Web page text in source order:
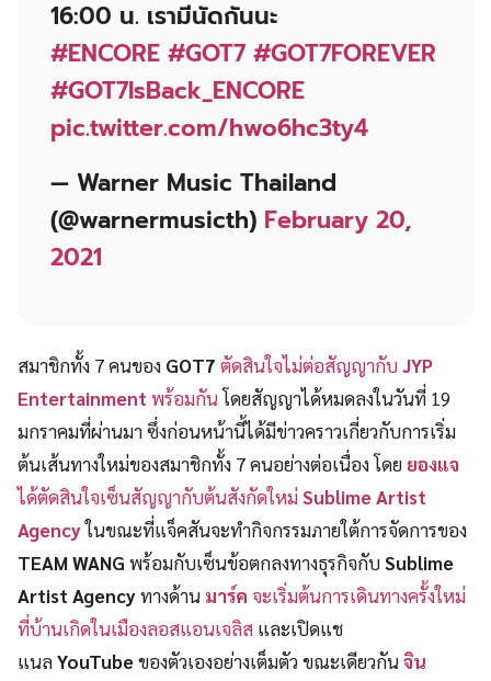
16:00 น. เรามีนัดกันนะ
#ENCORE #GOT7 #GOT7FOREVER
#GOT7IsBack_ENCORE
pic.twitter.com/hwo6hc3ty4
— Warner Music Thailand
(@warnermusicth) February 20,
2021
สมาชิกทั้ง 7 คนของ GOT7 ตัดสินใจไม่ต่อสัญญากับ JYP
Entertainment พร้อมกันโดยสัญญาได้หมดลงในวันที่ 19
มกราคมที่ผ่านมา ซึ่งก่อนหน้านี้ได้มีข่าวคราวเกี่ยวกับการเริ่ม
ต้นเส้นทางใหม่ของสมาชิกทั้ง 7 คนอย่างต่อเนื่อง โดย ยองแจ
ได้ตัดสินใจเซ็นสัญญากับต้นสังกัดใหม่Sublime Artist
Agencyในขณะที่แจ็คสันจะทำกิจกรรมภายใต้การจัดการของ
TEAM WANG พร้อมกับเซ็นข้อตกลงทางธุรกิจกับSublime
Artist Agencyทางด้าน มาร์ค จะเริ่มต้นการเดินทางครั้งใหม่
ที่บ้านเกิดในเมืองลอสแอนเจลิส และเปิดแช
แนลYouTubeของตัวเองอย่างเต็มตัว ขณะเดียวกันจิน